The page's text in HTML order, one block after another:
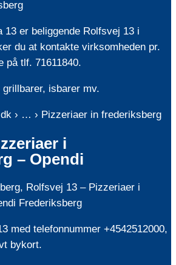
13 er beliggende Rolfsvej 13 i
du at kontakte virksomheden pr.
på tlf. 71611840.
isbarer mv.
› … › Pizzeriaer in frederiksberg
i
– Opendi
Rolfsvej 13 – Pizzeriaer i
Frederiksberg
med telefonnummer +4542512000,
bykort.